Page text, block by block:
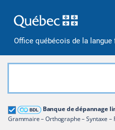
Office québécois de la langue
Banque de dépannage
Grammaire – Orthographe – Syntaxe –
Grand dictionnaire
Restreindre aux termes